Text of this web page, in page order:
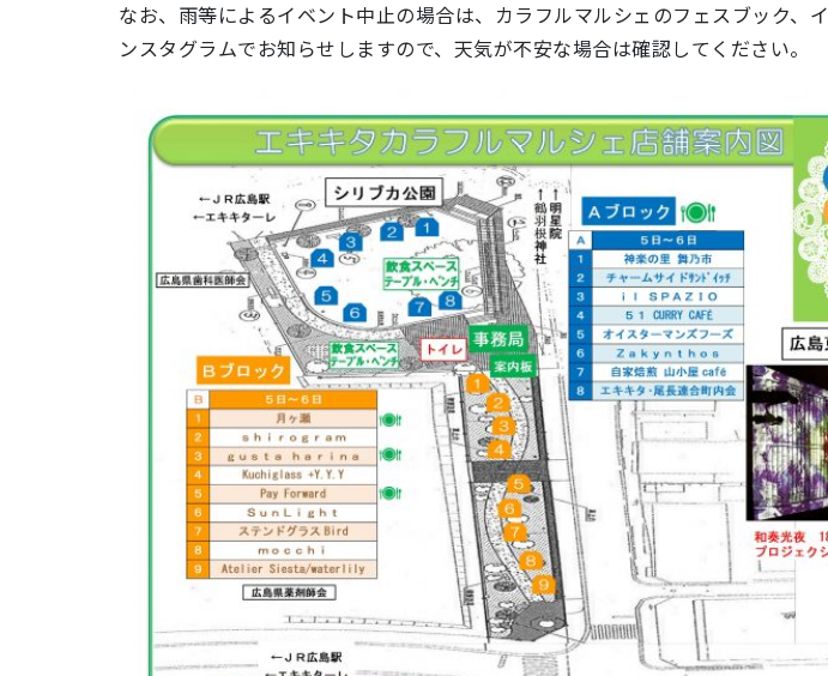
なお、雨等によるイベント中止の場合は、カラフルマルシェのフェスブック、イ
ンスタグラムでお知らせしますので、天気が不安な場合は確認してください。